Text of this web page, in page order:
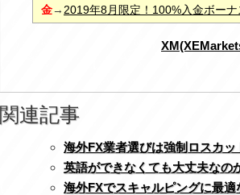
金→ 2019年8月限定！100%入金ボー
関連記事
海外FX業者選びは強制ロスカ
英語ができなくても大丈夫なの
海外FXでスキャルピングに最適